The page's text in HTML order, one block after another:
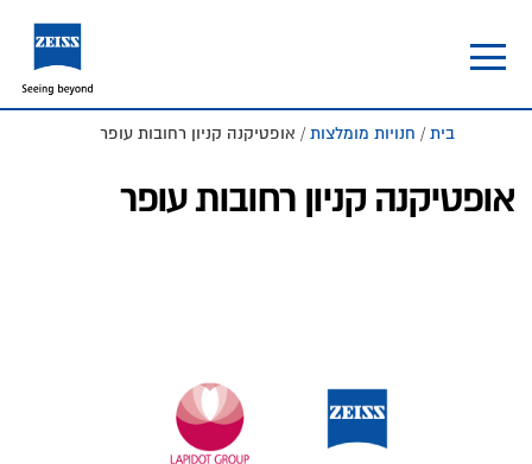
main
footer
בית / חנויות מומלצות / אופטיקנה קניון רחובות עופר
אופטיקנה קניון רחובות עופר
Footer